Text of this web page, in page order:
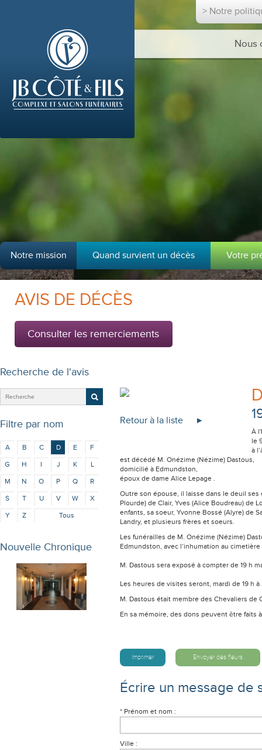
> Notre
Nous
Notre mission Quand survient un décès Votre
AVIS DE DÉCÈS
Consulter les remerciements
Recherche de l'avis
Filtre par nom
A B C D E
F
G
H I J K
L
M
N O P Q
R
S
T U V W
X
Y
Z Tous
Retour à la liste
À
le
à
est décédé M. Onézime (Nézime) Dastous,
domicilié à Edmundston,
époux de dame Alice Lepage .
Outre son épouse, il laisse dans le deuil
Plourde) de Clair, Yves (Alice Boudreau) de
enfants, sa soeur, Yvonne Bossé (Alyre) de
Landry, et plusieurs frères et soeurs.
Les funérailles de M. Onézime (Nézime)
Edmundston, avec l’inhumation au
M. Dastous sera exposé à compter de 19 h
Les heures de visites seront, mardi de 19 h
M. Dastous était membre des Chevaliers
En sa mémoire, des dons peuvent être faits
Imprimer Envoyer des fleurs
Écrire un message de
* Prénom et nom :
Ville :
Nouvelle Chronique